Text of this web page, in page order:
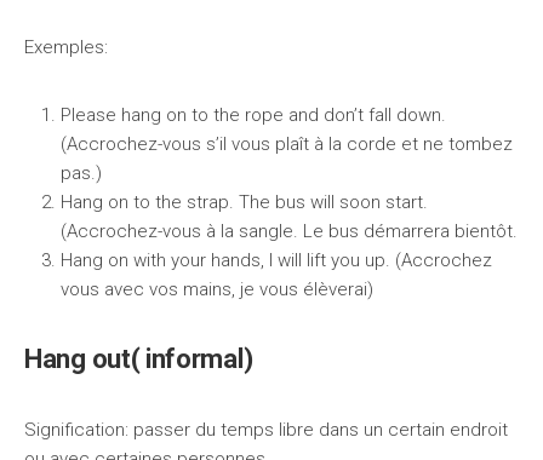
Exemples:
Please hang on to the rope and don’t fall down.
(Accrochez-vous s’il vous plaît à la corde et ne tombez
pas.)
Hang on to the strap. The bus will soon start.
(Accrochez-vous à la sangle. Le bus démarrera bientôt.
Hang on with your hands, I will lift you up. (Accrochez
vous avec vos mains, je vous élèverai)
Hang out( informal)
Signification: passer du temps libre dans un certain endroit